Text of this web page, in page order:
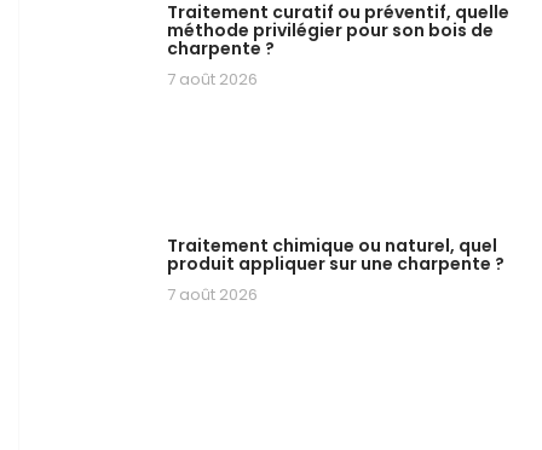
Traitement curatif ou préventif, quelle
méthode privilégier pour son bois de
charpente ?
7 août 2026
Traitement chimique ou naturel, quel
produit appliquer sur une charpente ?
7 août 2026